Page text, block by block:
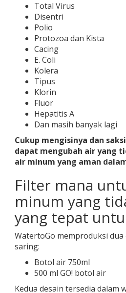
Total Virus
Disentri
Polio
Protozoa dan Kista
Cacing
E. Coli
Kolera
Tipus
Klorin
Fluor
Hepatitis A
Dan masih banyak lagi
Cukup mengisinya dan
dapat mengubah air yang
air minum yang aman
Filter mana
minum yang
yang tepat
WatertoGo memproduksi
saring:
Botol air 750ml
500 ml GO! botol air
Kedua desain tersedia dalam